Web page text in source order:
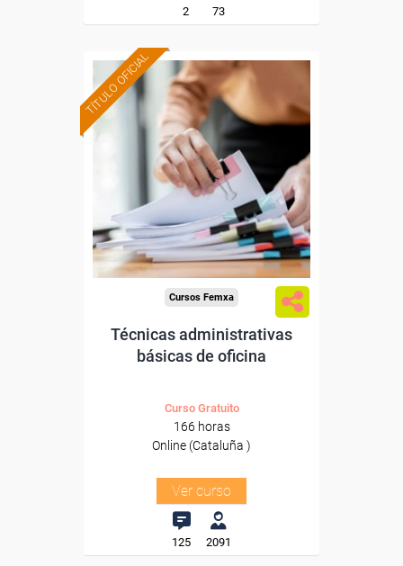
2 73
TÍTULO OFICIAL
Formación 100%
subvencionada.
Para desempleados,
trabajadores y autónomos
de Cataluña.
Para todos los sectores.
Cursos Femxa
Técnicas administrativas
básicas de oficina
Curso Gratuito
166 horas
Online (Cataluña )
Ver curso
125 2091